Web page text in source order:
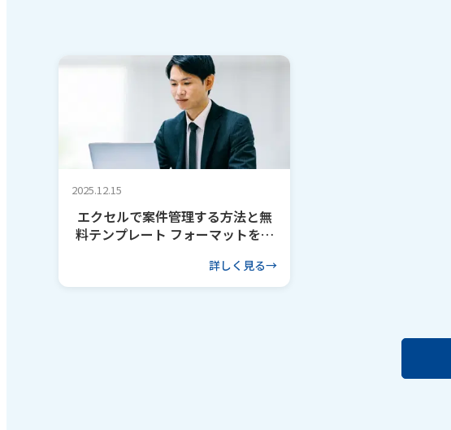
2025.12.15
エクセルで案件管理する方法と無
料テンプレート フォーマットを作
詳しく見る